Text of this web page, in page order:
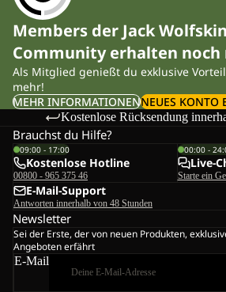
Members der Jack
Community erhalten
Als Mitglied genießt du exklusive
mehr!
MEHR INFORMATIONENNEUES KONTO
Kostenlose Rücksendung
Brauchst du Hilfe?
09:00 - 17:00
Kostenlose Hotline
00800 - 965 375 46
00:00 -
Live-
Starte ein
E-Mail-Support
Antworten innerhalb von 48 Stunden
Newsletter
Sei der Erste, der von neuen Produkten,
Angeboten erfährt
E-Mail